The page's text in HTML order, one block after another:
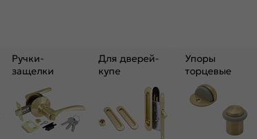
Ручки-
защелки
Для дверей-
купе
Упоры
торцевые